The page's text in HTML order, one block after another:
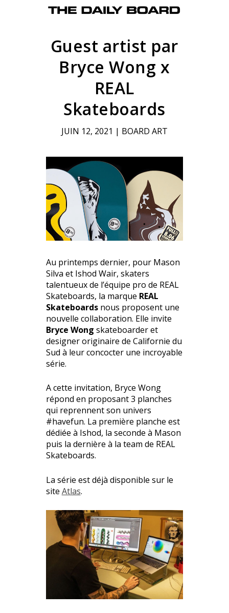
Guest artist par
Bryce Wong x
REAL
Skateboards
JUIN 12, 2021 | BOARD ART
Au printemps dernier, pour Mason
Silva et Ishod Wair, skaters
talentueux de l’équipe pro de REAL
Skateboards, la marque REAL
Skateboardsnous proposent une
nouvelle collaboration. Elle invite
Bryce Wong skateboarder et
designer originaire de Californie du
Sud à leur concocter une incroyable
série.
A cette invitation, Bryce Wong
répond en proposant 3 planches
qui reprennent son univers
#havefun. La première planche est
dédiée à Ishod, la seconde à Mason
puis la dernière à la team de REAL
Skateboards.
La série est déjà disponible sur le
site Atlas.